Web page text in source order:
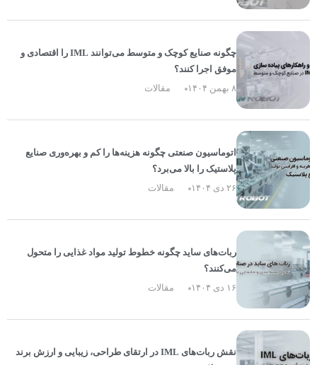
چگونه صنایع کوچک و متوسط می‌توانند IML را اقتصادی و
موفق اجرا کنند؟
۸ بهمن ۱۴۰۴
مقالات
اتوماسیون صنعتی چگونه هزینه‌ها را کم و بهره‌وری صنایع
پلاستیک را بالا می‌برد؟
۲۶ دی ۱۴۰۴
مقالات
ربات‌های ساید چگونه خطوط تولید مواد غذایی را متحول
می‌کنند؟
۱۶ دی ۱۴۰۴
مقالات
نقش ربات‌های IML در ارتقای طراحی، زیبایی و ارزش برند